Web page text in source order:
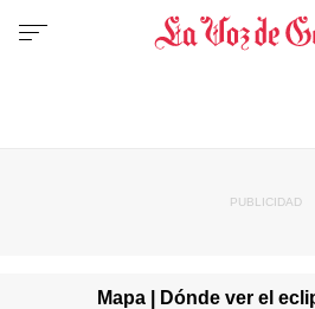
Mapa | Dónde ver el